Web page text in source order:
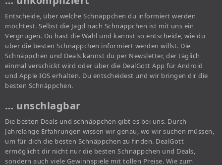
Entscheide, über welche Schnäppchen du informiert werden
möchtest. Selbst die Jagd nach Schnäppchen ist mit uns ein
Vergnügen. Du hast die Wahl und kannst so entscheide, wie du
über die besten Schnäppchen informiert werden willst. Die
Schnäppchen und Deals kannst du per Newsletter, der täglich
einmal verschickt wird oder über die DealGott App für Android
und Apple IOS erhalten. Du entscheidest und wir bringen dir die
besten Schnäppchen.
… unschlagbar
Die besten Deals und schnäppchen gibt es bei uns. Durch
Jahrelange Erfahrungen wissen wir genau, wo wir suchen müssen,
um für dich die besten Schnäppchen zu finden. DealGott
ermöglicht dir nicht nur die besten Schnäppchen und Deals,
sondern auch viele Gewinnspiele mit tollen Preise. Wie zum